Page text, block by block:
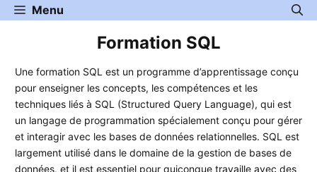
Aller
au
Menu
Formation SQL
Une formation SQL est un programme d’apprentissage conçu
pour enseigner les concepts, les compétences et les
techniques liés à SQL (Structured Query Language), qui est
un langage de programmation spécialement conçu pour gérer
et interagir avec les bases de données relationnelles. SQL est
largement utilisé dans le domaine de la gestion de bases de
données, et il est essentiel pour quiconque travaille avec des